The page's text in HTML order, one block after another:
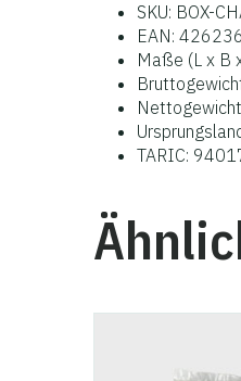
SKU: BOX-
EAN:
Maße (L x B
TARIC: